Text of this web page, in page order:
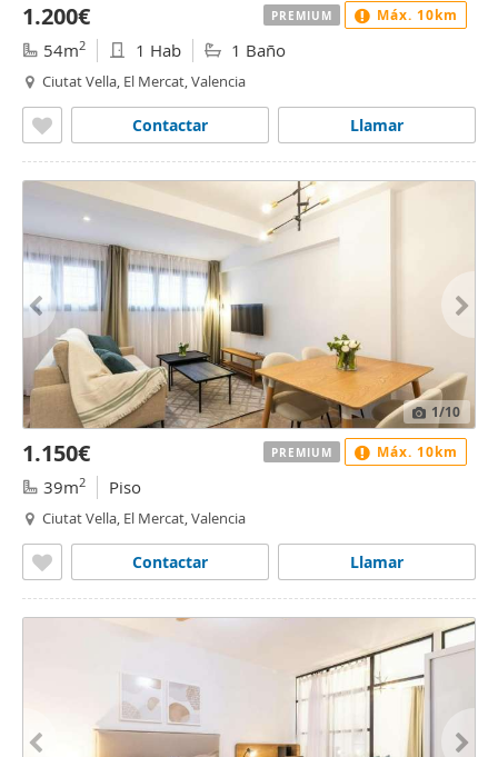
1.200€
54m2 1 Hab 1 Baño
Ciutat Vella, El Mercat, Valencia
Llamar
Contactar
PREMIUM Máx. 10km
1/10
1.150€
39m2 Piso
Ciutat Vella, El Mercat, Valencia
Llamar
Contactar
PREMIUM Máx. 10km